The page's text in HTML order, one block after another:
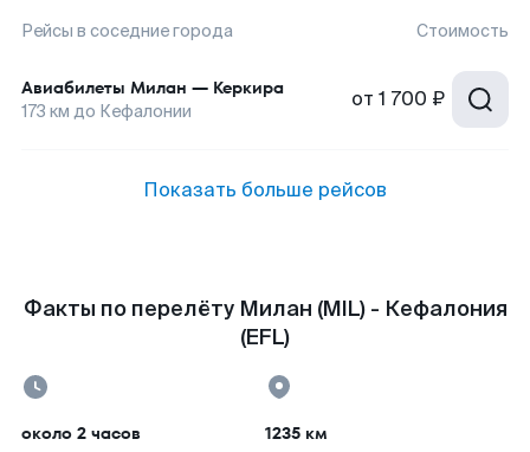
Рейсы в соседние города Стоимость
Авиабилеты Милан — Керкира
173 км до Кефалонии от 1 700 ₽
Показать больше рейсов
Факты по перелёту Милан (MIL) - Кефалония
(EFL)
около 2 часов 1235 км